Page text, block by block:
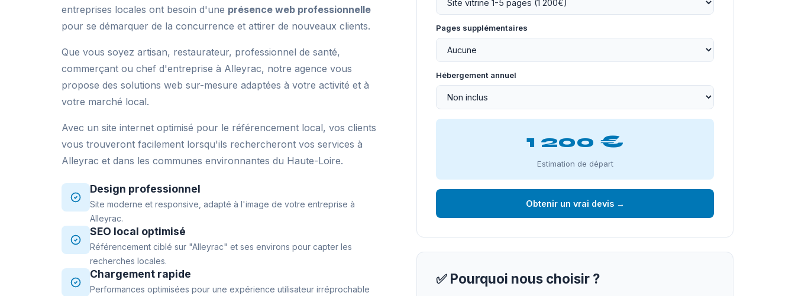
entreprises locales ont besoin d'une présence web professionnelle
pour se démarquer de la concurrence et attirer de nouveaux clients.
Que vous soyez artisan, restaurateur, professionnel de santé,
commerçant ou chef d'entreprise à Alleyrac, notre agence vous
propose des solutions web sur-mesure adaptées à votre activité et à
votre marché local.
Avec un site internet optimisé pour le référencement local, vos clients
vous trouveront facilement lorsqu'ils rechercheront vos services à
Alleyrac et dans les communes environnantes du Haute-Loire.
Design professionnel
Site moderne et responsive, adapté à l'image de votre entreprise à
Alleyrac.
SEO local optimisé
Référencement ciblé sur "Alleyrac" et ses environs pour capter les
recherches locales.
Chargement rapide
Performances optimisées pour une expérience utilisateur irréprochable
Pages supplémentaires
Hébergement annuel
1 200 €
Estimation de départ
Obtenir un vrai devis →
✅ Pourquoi nous choisir ?